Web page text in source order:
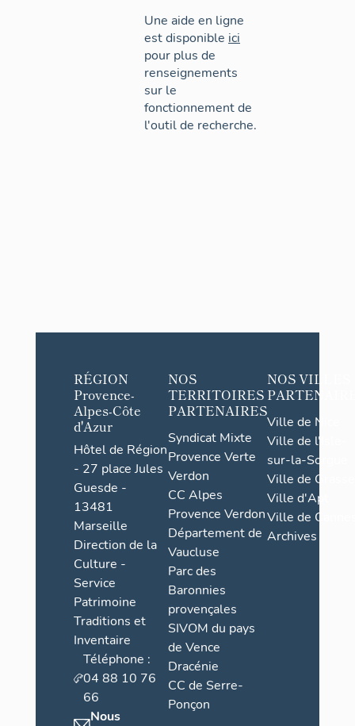
Une aide en ligne
est disponible ici
pour plus de
renseignements
sur le
fonctionnement de
l'outil de recherche.
RÉGION
Provence-
Alpes-Côte
d'Azur
Hôtel de Région
- 27 place Jules
Guesde -
13481
Marseille
Direction de la
Culture -
Service
Patrimoine
Traditions et
Inventaire
Téléphone :
04 88 10 76
66
Nous
NOS
TERRITOIRES
PARTENAIRES
Syndicat Mixte
Provence Verte
Verdon
CC Alpes
Provence Verdon
Département de
Vaucluse
Parc des
Baronnies
provençales
SIVOM du pays
de Vence
Dracénie
CC de Serre-
Ponçon
NOS VILLES
Ville de Nice
Ville de l'Isle-
sur-la-Sorgue
Ville de Grasse
Ville d'Apt
Ville de
Archives